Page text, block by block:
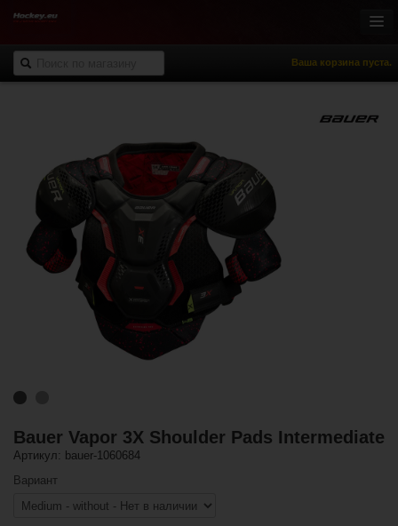
Ваша корзина пуста.
Роллер-хоккей
Спортивная одежда
Спорт и отдых
НХЛ Фан-зона
% Распродажа
Bauer Vapor 3X Shoulder Pads Intermediate
Артикул: bauer-1060684
Вариант